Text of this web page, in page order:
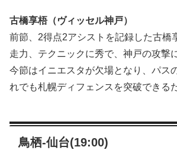
古橋享梧（ヴィッセル神戸）
前節、2得点2アシストを記録した古橋
走力、テクニックに秀で、神戸の攻撃
今節はイニエスタが欠場となり、パス
れでも札幌ディフェンスを突破できる
鳥栖-仙台(19:00)